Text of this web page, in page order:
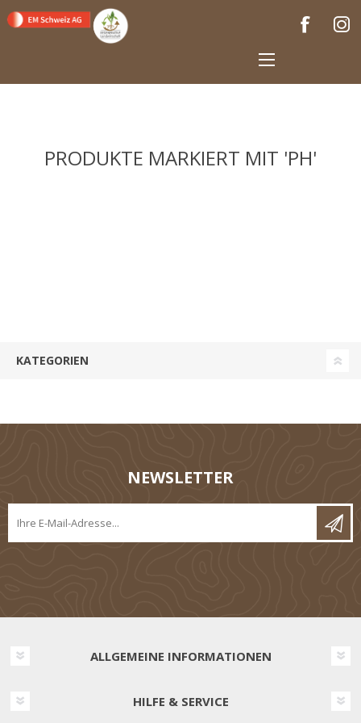
PRODUKTE MARKIERT MIT 'PH'
KATEGORIEN
NEWSLETTER
ALLGEMEINE INFORMATIONEN
HILFE & SERVICE